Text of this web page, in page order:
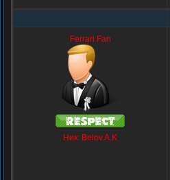
Ferrari Fan
Ник: Belov.A.K